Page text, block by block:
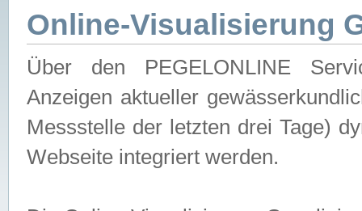
Online-Visualisierung
Über den PEGELONLINE
Anzeigen aktueller
Messstelle der letzten drei Tage)
Webseite integriert werden.